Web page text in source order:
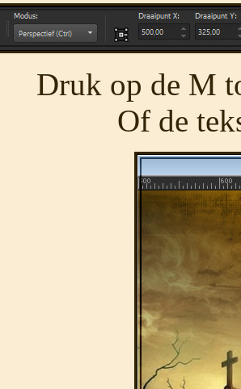
Druk op de M
Of de